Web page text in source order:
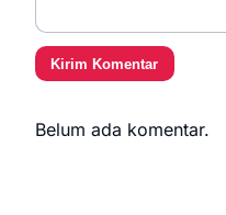
Kirim Komentar
Belum ada komentar.